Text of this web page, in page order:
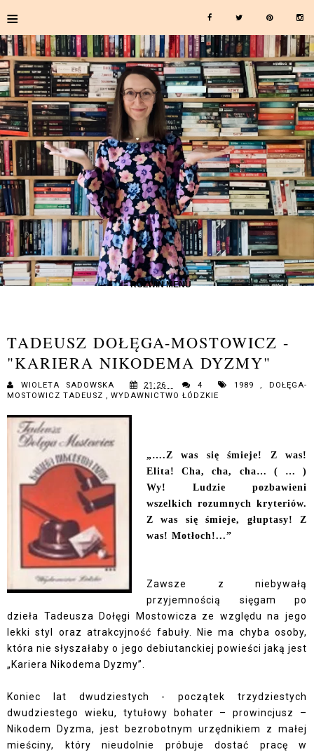
≡
≡ ROZWIŃ MENU
TADEUSZ DOŁĘGA-MOSTOWICZ -
"KARIERA NIKODEMA DYZMY"
WIOLETA SADOWSKA 21:26 4 1989,
DOŁĘGA-
MOSTOWICZ TADEUSZ , WYDAWNICTWO ŁÓDZKIE
„….Z was się śmieje! Z was!
Elita! Cha, cha, cha… ( … )
Wy! Ludzie pozbawieni
wszelkich rozumnych kryteriów.
Z was się śmieje, głuptasy! Z
was! Motłoch!...”
Zawsze z niebywałą
przyjemnością sięgam po
dzieła Tadeusza Dołęgi Mostowicza ze względu na jego
lekki styl oraz atrakcyjność fabuły. Nie ma chyba osoby,
która nie słyszałaby o jego debiutanckiej powieści jaką jest
„Kariera Nikodema Dyzmy”.
Koniec lat dwudziestych - początek trzydziestych
dwudziestego wieku, tytułowy bohater – prowincjusz –
Nikodem Dyzma, jest bezrobotnym urzędnikiem z małej
mieściny, który nieudolnie próbuje dostać pracę w